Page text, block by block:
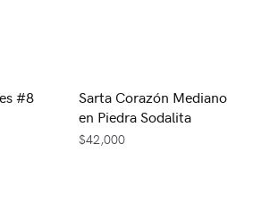
#8
Sarta Corazón Mediano
en Piedra Sodalita
$42,000